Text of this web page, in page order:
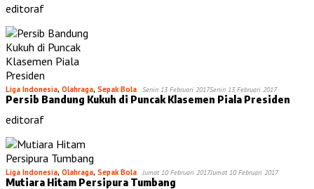
editoraf
Liga Indonesia, Olahraga, Sepak Bola Senin 13 Februari 2017Senin 13 Februari 2017
Persib Bandung Kukuh di Puncak Klasemen Piala Presiden
editoraf
Liga Indonesia, Olahraga, Sepak Bola Jumat 10 Februari 2017Jumat 10 Februari 2017
Mutiara Hitam Persipura Tumbang